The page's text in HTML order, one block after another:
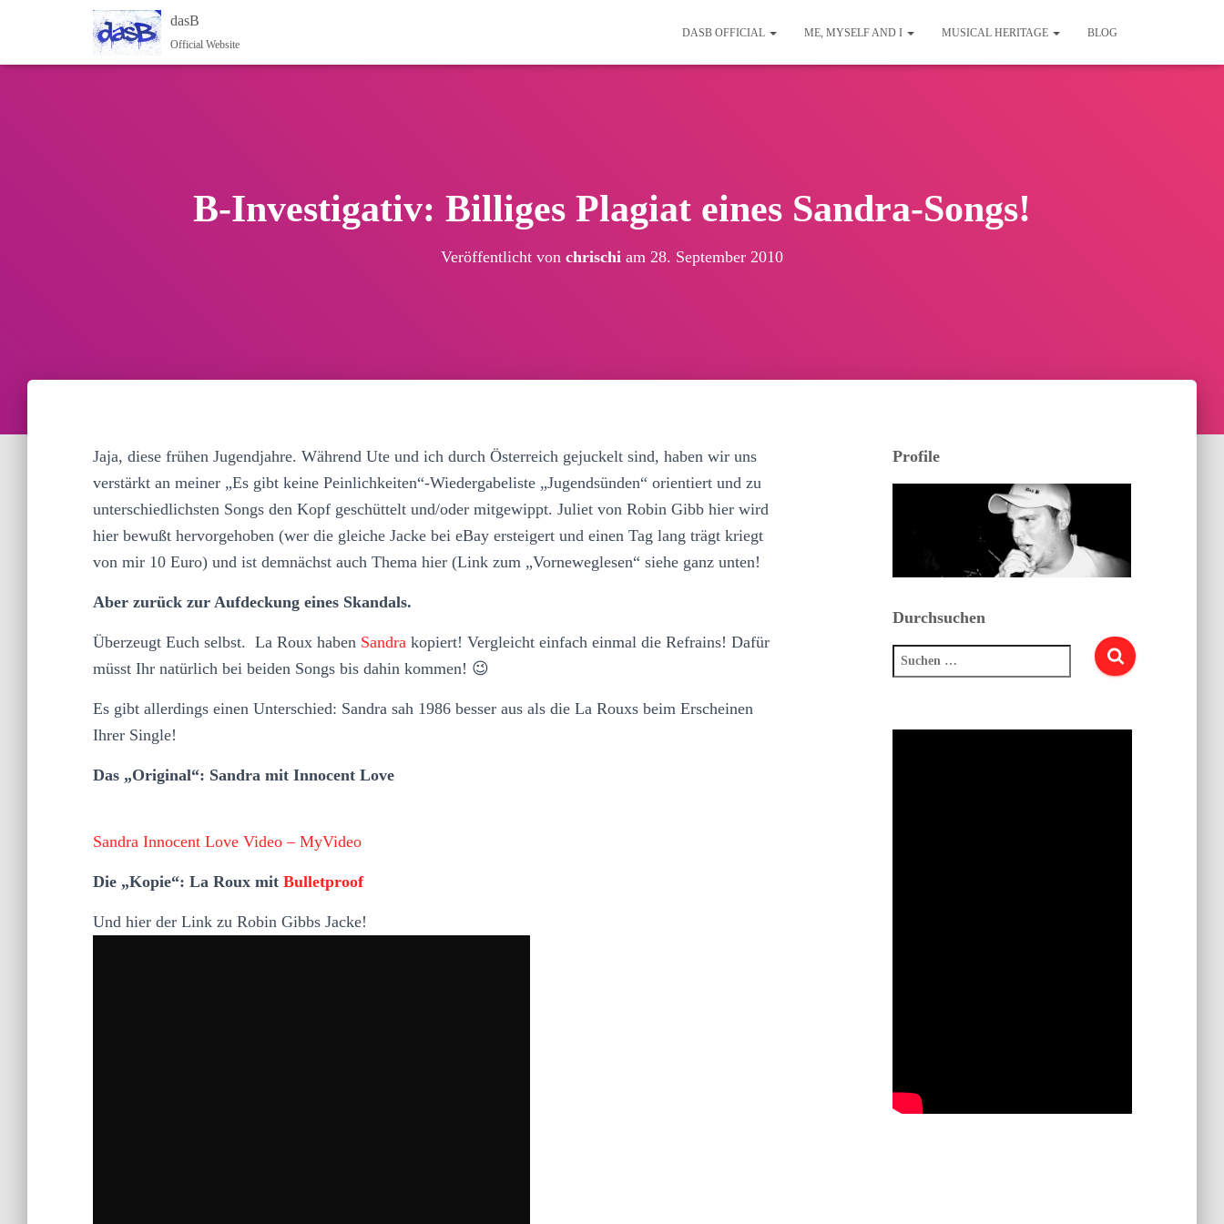
dasB
Official Website
DASB OFFICIAL ME, MYSELF AND I MUSICAL HERITAGE BLOG
B-Investigativ: Billiges Plagiat eines Sandra-Songs!
Veröffentlicht von chrischi am 28. September 2010
Jaja, diese frühen Jugendjahre. Während Ute und ich durch Österreich gejuckelt sind, haben wir uns
verstärkt an meiner „Es gibt keine Peinlichkeiten“-Wiedergabeliste „Jugendsünden“ orientiert und zu
unterschiedlichsten Songs den Kopf geschüttelt und/oder mitgewippt. Juliet von Robin Gibb hier wird
hier bewußt hervorgehoben (wer die gleiche Jacke bei eBay ersteigert und einen Tag lang trägt kriegt
von mir 10 Euro) und ist demnächst auch Thema hier (Link zum „Vorneweglesen“ siehe ganz unten!
Aber zurück zur Aufdeckung eines Skandals.
Überzeugt Euch selbst. La Roux haben Sandra kopiert! Vergleicht einfach einmal die Refrains! Dafür
müsst Ihr natürlich bei beiden Songs bis dahin kommen! 😉
Es gibt allerdings einen Unterschied: Sandra sah 1986 besser aus als die La Rouxs beim Erscheinen
Ihrer Single!
Das „Original“: Sandra mit Innocent Love
Sandra Innocent Love Video – MyVideo
Die „Kopie“: La Roux mit Bulletproof
Und hier der Link zu Robin Gibbs Jacke!
Profile
Durchsuchen
Suchen
nach: